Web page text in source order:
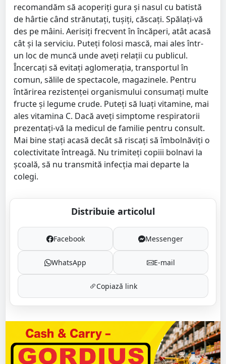
recomandăm să acoperiți gura și nasul cu batistă
de hârtie când strănutați, tușiți, căscați. Spălați-vă
des pe mâini. Aerisiți frecvent în încăperi, atât acasă
cât și la serviciu. Puteți folosi mască, mai ales într-
un loc de muncă unde aveți relații cu publicul.
Încercați să evitați aglomerația, transportul în
comun, sălile de spectacole, magazinele. Pentru
întărirea rezistenței organismului consumați multe
fructe și legume crude. Puteți să luați vitamine, mai
ales vitamina C. Dacă aveți simptome respiratorii
prezentați-vă la medicul de familie pentru consult.
Mai bine stați acasă decât să riscați să îmbolnăviți o
colectivitate întreagă. Nu trimiteți copiii bolnavi la
școală, să nu transmită infecția mai departe la
colegi.
Distribuie articolul
Facebook Messenger
WhatsApp E-mail
Copiază link